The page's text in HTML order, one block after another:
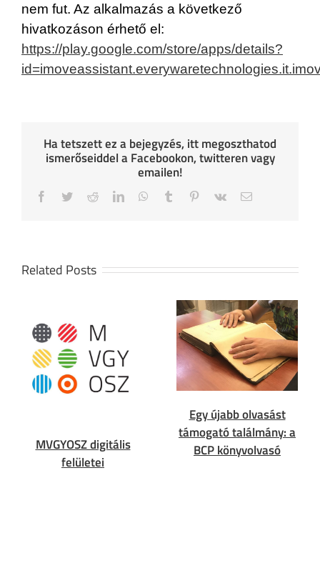
nem fut. Az alkalmazás a következő
hivatkozáson érhető el:
https://play.google.com/store/apps/details?
Ha tetszett ez a bejegyzés, itt megoszthatod
ismerőseiddel a Facebookon, twitteren vagy
emailen!
Facebook
TwitterRedditLinkedInWhatsApp
Tumblr Pinterest
Vk Email
Related Posts
MVGYOSZ digitális
felületei
Egy újabb olvasást
támogató találmány: a
BCP könyvolvasó